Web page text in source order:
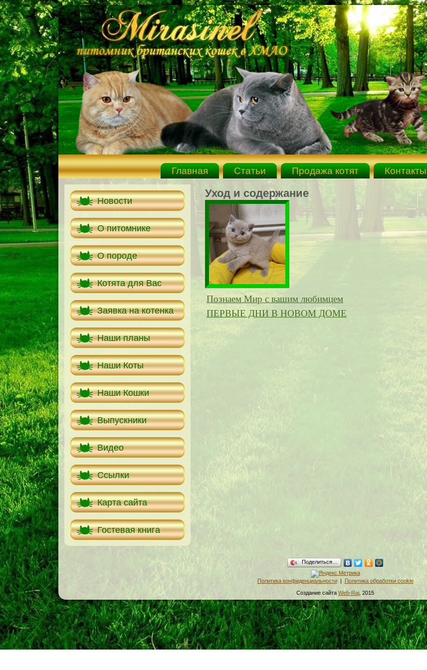
Главная Статьи Продажа котят Контакты
Новости
О питомнике
О породе
Котята для Вас
Заявка на котенка
Наши планы
Наши Коты
Наши Кошки
Выпускники
Видео
Ссылки
Карта сайта
Гостевая книга
Уход и содержание
Познаем Мир с вашим любимцем
ПЕРВЫЕ ДНИ В НОВОМ ДОМЕ
Поделиться…
Политика конфиденциальности|
Политика обработки cookie
Создание сайта Web-Rai , 2015